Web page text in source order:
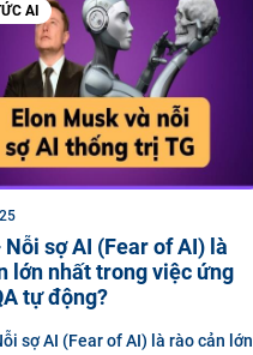
AI
Nỗi sợ AI (Fear of AI) là
lớn nhất trong việc ứng
tự động?
sợ AI (Fear of AI) là rào cản lớn